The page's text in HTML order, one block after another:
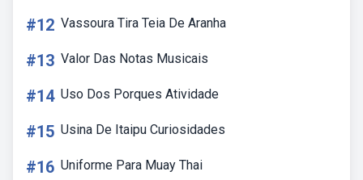
#12 Vassoura Tira Teia De Aranha
#13 Valor Das Notas Musicais
#14 Uso Dos Porques Atividade
#15 Usina De Itaipu Curiosidades
#16 Uniforme Para Muay Thai